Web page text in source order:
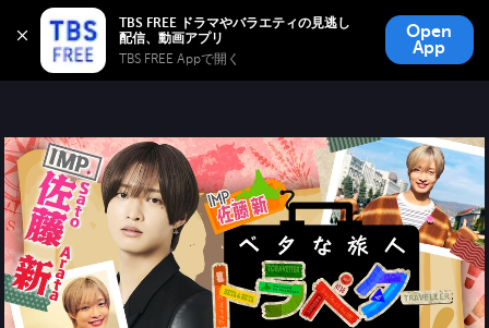
TBS FREE ドラマやバラエティの見逃し
TBS FREE Appで開く
Open
App
TBS FREE
無料見逃し配信